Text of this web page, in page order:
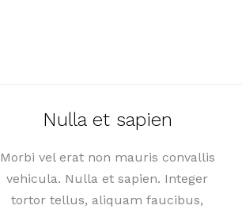
Nulla et sapien
Morbi vel erat non mauris convallis
vehicula. Nulla et sapien. Integer
tortor tellus, aliquam faucibus,